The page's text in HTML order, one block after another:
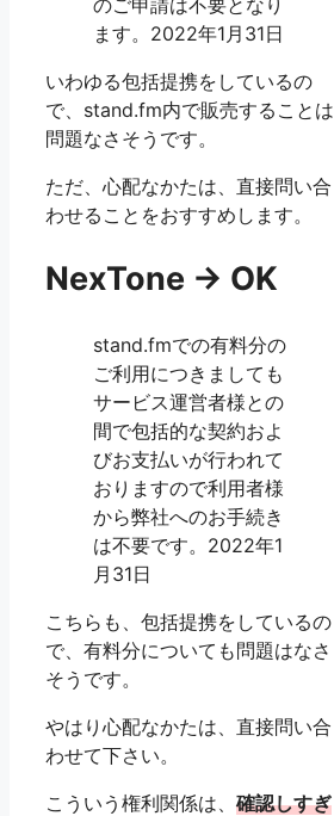
ます。2022年1月31日
いわゆる包括提携をしているの
で、stand.fm内で販売することは
問題なさそうです。
ただ、心配なかたは、直接問い合
わせることをおすすめします。
NexTone → OK
stand.fmでの有料分の
ご利用につきましても
サービス運営者様との
間で包括的な契約およ
びお支払いが行われて
おりますので利用者様
から弊社へのお手続き
は不要です。2022年1
月31日
こちらも、包括提携をしているの
で、有料分についても問題はなさ
そうです。
やはり心配なかたは、直接問い合
わせて下さい。
こういう権利関係は、 確認しすぎ